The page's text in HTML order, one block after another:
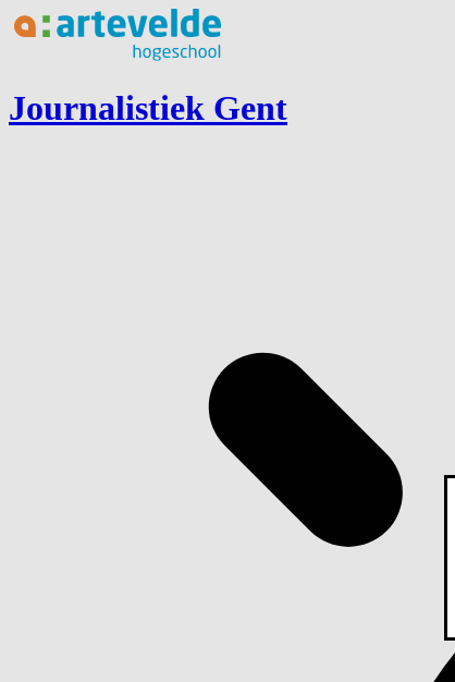
Ga naar inhoud
Journalistiek Gent